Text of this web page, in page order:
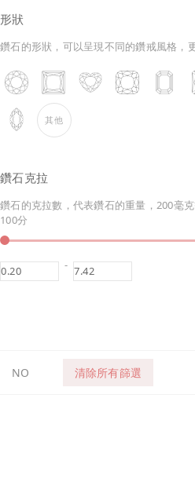
形狀
鑽石的形狀，可以呈現不同的鑽戒風格，
其他
鑽石克拉
鑽石的克拉數，代表鑽石的重量，200毫
100分
-
NO 清除所有篩選